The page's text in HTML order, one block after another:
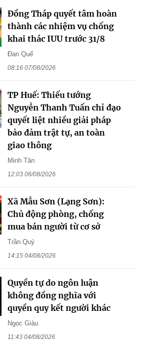
Đồng Tháp quyết tâm hoàn
thành các nhiệm vụ chống
khai thác IUU trước 31/8
Đan Quế
08:16 07/08/2026
TP Huế: Thiếu tướng
Nguyễn Thanh Tuấn chỉ đạo
quyết liệt nhiều giải pháp
bảo đảm trật tự, an toàn
giao thông
Minh Tân
12:03 06/08/2026
Xã Mẫu Sơn (Lạng Sơn):
Chủ động phòng, chống
mua bán người từ cơ sở
Trần Quý
14:15 04/08/2026
Quyền tự do ngôn luận
không đồng nghĩa với
quyền quy kết người khác
Ngọc Giàu
11:43 04/08/2026